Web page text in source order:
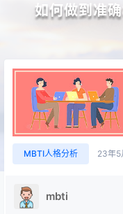
如何做到准
MBTI人格分析 23年5
mbti